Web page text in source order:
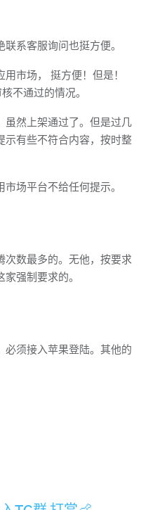
系客服询问也挺方便。
市场， 挺方便！但是！
不通过的情况。
虽然上架通过了。但是过几
示有些不符合内容，按时整
场平台不给任何提示。
次数最多的。无他，按要求
强制要求的。
必须接入苹果登陆。其他的